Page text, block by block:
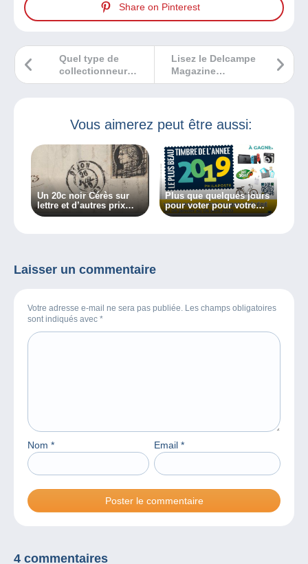
Share on Pinterest
Lisez le Delcampe
Magazine
Philatélie n°22 !
Quel type de
collectionneur
êtes-vous ?
Vous aimerez peut être aussi:
Un 20c noir Cérès sur
lettre et d’autres prix
philatéliques à gagner
Plus que quelques jours
pour voter pour votre
timbre préféré !
Laisser un commentaire
Votre adresse e-mail ne sera pas publiée. Les champs obligatoires
sont indiqués avec *
Nom * Email *
4 commentaires